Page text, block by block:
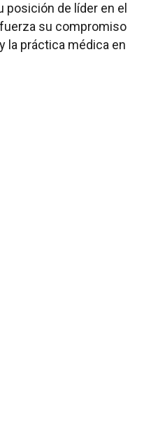
de líder en el
su compromiso
la práctica médica en